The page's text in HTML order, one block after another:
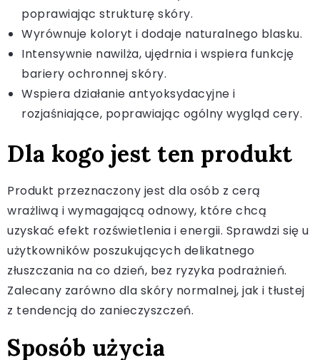
poprawiając strukturę skóry.
Wyrównuje koloryt i dodaje naturalnego blasku.
Intensywnie nawilża, ujędrnia i wspiera funkcję
bariery ochronnej skóry.
Wspiera działanie antyoksydacyjne i
rozjaśniające, poprawiając ogólny wygląd cery.
Dla kogo jest ten produkt
Produkt przeznaczony jest dla osób z cerą
wrażliwą i wymagającą odnowy, które chcą
uzyskać efekt rozświetlenia i energii. Sprawdzi się u
użytkowników poszukujących delikatnego
złuszczania na co dzień, bez ryzyka podrażnień.
Zalecany zarówno dla skóry normalnej, jak i tłustej
z tendencją do zanieczyszczeń.
Sposób użycia